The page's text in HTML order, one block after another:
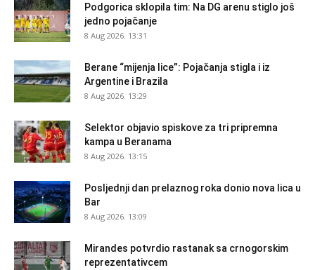
Podgorica sklopila tim: Na DG arenu stiglo još
jedno pojačanje
8 Aug 2026. 13:31
Berane “mijenja lice”: Pojačanja stigla i iz
Argentine i Brazila
8 Aug 2026. 13:29
Selektor objavio spiskove za tri pripremna
kampa u Beranama
8 Aug 2026. 13:15
Posljednji dan prelaznog roka donio nova lica u
Bar
8 Aug 2026. 13:09
Mirandes potvrdio rastanak sa crnogorskim
reprezentativcem